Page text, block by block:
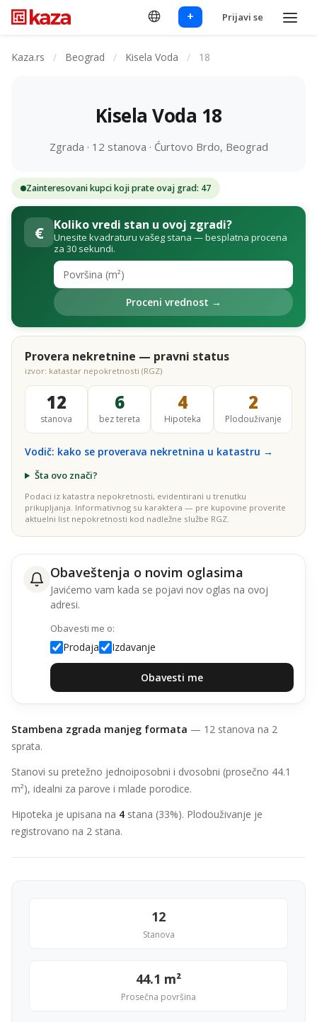
+ Prijavi se
Kaza.rs / Beograd / Kisela Voda / 18
Kisela Voda 18
Zgrada · 12 stanova · Ćurtovo Brdo, Beograd
Zainteresovani kupci koji prate ovaj grad: 47
€ Koliko vredi stan u ovoj zgradi?
Unesite kvadraturu vašeg stana — besplatna procena
za 30 sekundi.
Proceni vrednost →
Provera nekretnine — pravni status
izvor: katastar nepokretnosti (RGZ)
12
stanova
6
bez tereta
4
Hipoteka
2
Plodouživanje
Vodič: kako se proverava nekretnina u katastru →
Šta ovo znači?
Podaci iz katastra nepokretnosti, evidentirani u trenutku
prikupljanja. Informativnog su karaktera — pre kupovine proverite
aktuelni list nepokretnosti kod nadležne službe RGZ.
Obaveštenja o novim oglasima
Javićemo vam kada se pojavi nov oglas na ovoj
adresi.
Obavesti me o:
Prodaja Izdavanje
Obavesti me
Stambena zgrada manjeg formata — 12 stanova na 2
sprata.
Stanovi su pretežno jednoiposobni i dvosobni (prosečno 44.1
m²), idealni za parove i mlade porodice.
Hipoteka je upisana na 4 stana (33%). Plodouživanje je
registrovano na 2 stana.
12
Stanova
44.1 m²
Prosečna površina